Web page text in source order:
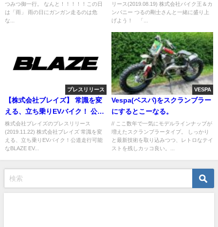
つみつ御一行。 なんと！！！！！この日
は「雨」 雨の日にガンガン走るのは危
な...
プロジェクト始動！～Twitterキ
ャンペーンやツ ーリングイベン
リース(2019.08.19) 株式会社バイク王＆カ
ンパニー つるの剛士さんと一緒に盛り上
げよう！ 「...
プレスリリース
【株式会社ブレイズ】 常識を変
える、立ち乗りEVバイク！ 公道
走行可能なBLAZE EV
SCOOTER(ブレイズEVスクータ
ー)を岐阜 市への寄贈が決定いた
株式会社ブレイズのプレスリリース
(2019.11.22) 株式会社ブレイズ 常識を変
える、立ち乗りEVバイク！公道走行可能
なBLAZE EV...
VESPA
Vespa(ベスパ)をスクランブラー
にするとこーなる。
// ここ数年で一気にモデルラインナップが
増えたスクランブラータイプ。 しっかり
と最新技術を取り込みつつ、レトロなテイ
ストを残しカッコ良い。...